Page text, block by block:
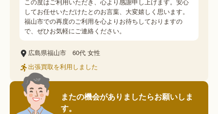
してお任せいただけたとのお言葉、大変嬉しく思います。
福山市での再度のご利用を心よりお待ちしておりますの
で、ぜひお気軽にご連絡ください。
広島県福山市 60代 女性
出張買取を利用しました
またの機会がありましたらお願いしま
す。